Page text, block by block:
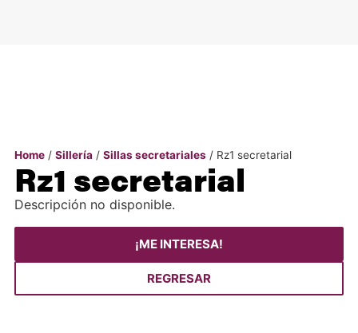
Home/ Sillería / Sillas secretariales / Rz1 secretarial
Rz1 secretarial
Descripción no disponible.
¡ME INTERESA!
REGRESAR